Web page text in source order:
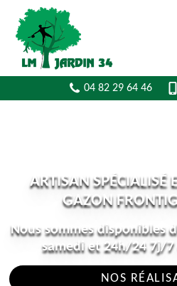
04 82 29 64 46
ARTISAN SPÉCIALISÉ
GAZON
Nous sommes disponibles
samedi et 24h/24 7j/7
NOS